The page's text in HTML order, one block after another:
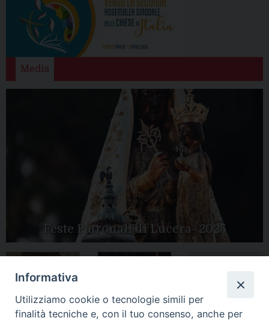
Media
Feste Patronali di Lucera- 2025
Apertura Anno
Mariae in Diocesi
Tutte le gallery
Informativa
Utilizziamo cookie o tecnologie simili per
finalità tecniche e, con il tuo consenso, anche per